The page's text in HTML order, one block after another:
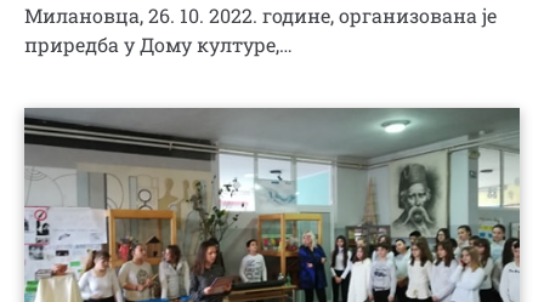
Милановца, 26. 10. 2022. године, организована је
приредба у Дому културе,…